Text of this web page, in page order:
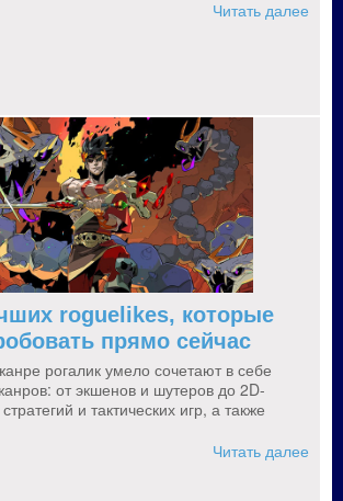
Читать далее
roguelikes, которые
прямо сейчас
рогалик умело сочетают в себе
от экшенов и шутеров до 2D-
и тактических игр, а также
Читать далее